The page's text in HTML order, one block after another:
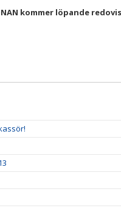
kommer löpande